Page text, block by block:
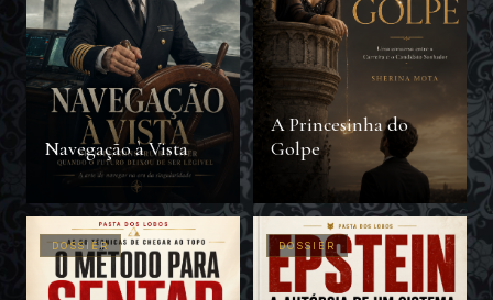
Navegação à Vista
A Princesinha do
Golpe
DOSSIER DOSSIER